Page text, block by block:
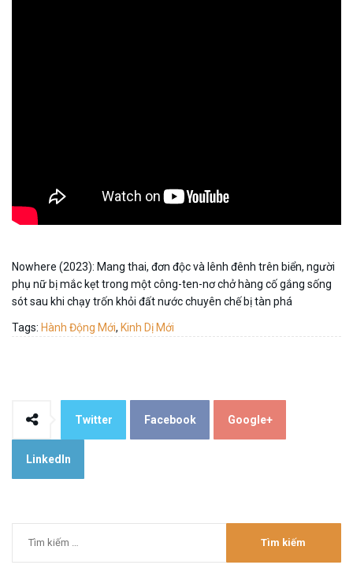
Nowhere (2023): Mang thai, đơn độc và lênh đênh trên biển, người
phụ nữ bị mắc kẹt trong một công-ten-nơ chở hàng cố gắng sống
sót sau khi chạy trốn khỏi đất nước chuyên chế bị tàn phá
Tags: Hành Động Mới, Kinh Dị Mới
Twitter Facebook Google+
LinkedIn